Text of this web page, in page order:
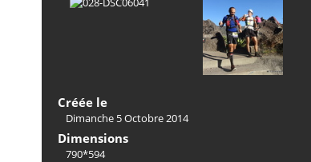
Créée le
Dimanche 5 Octobre 2014
Dimensions
790*594